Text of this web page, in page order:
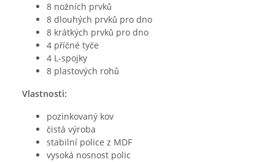
8 nožních prvků
8 dlouhých prvků pro dno
8 krátkých prvků pro dno
4 příčné tyče
4 L-spojky
8 plastových rohů
Vlastnosti:
pozinkovaný kov
čistá výroba
stabilní police z MDF
vysoká nosnost polic